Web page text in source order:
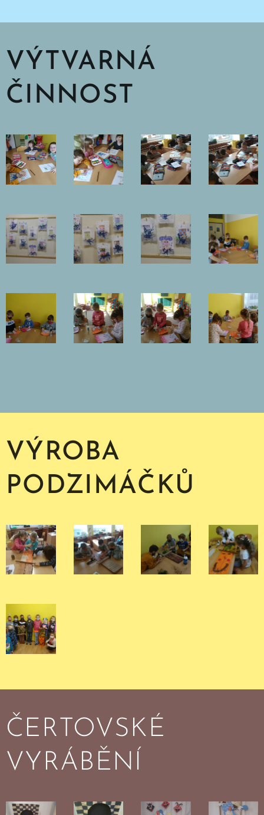
VÝTVARNÁ
ČINNOST
VÝROBA
PODZIMÁČKŮ
ČERTOVSKÉ
VYRÁBĚNÍ